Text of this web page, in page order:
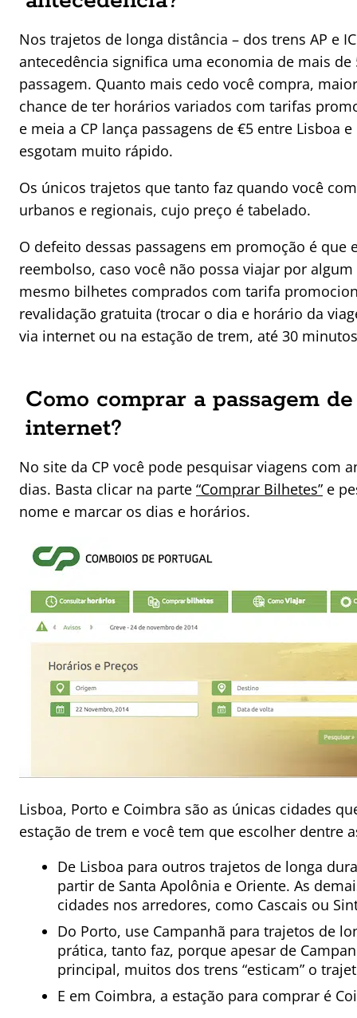
Nos trajetos de longa distância – dos trens AP e
antecedência significa uma economia de mais de
passagem. Quanto mais cedo você compra,
chance de ter horários variados com tarifas
e meia a CP lança passagens de €5 entre Lisboa
esgotam muito rápido.
Os únicos trajetos que tanto faz quando você
urbanos e regionais, cujo preço é tabelado.
O defeito dessas passagens em promoção é que
reembolso, caso você não possa viajar por
mesmo bilhetes comprados com tarifa
revalidação gratuita (trocar o dia e horário da
via internet ou na estação de trem, até 30
Como comprar a passagem
internet?
No site da CP você pode pesquisar viagens com
dias. Basta clicar na parte “Comprar Bilhetes” e
nome e marcar os dias e horários.
Lisboa, Porto e Coimbra são as únicas cidades
estação de trem e você tem que escolher dentre
De Lisboa para outros trajetos de longa
partir de Santa Apolônia e Oriente. As
cidades nos arredores, como Cascais ou
Do Porto, use Campanhã para trajetos de
prática, tanto faz, porque apesar de
principal, muitos dos trens “esticam” o
E em Coimbra, a estação para comprar é